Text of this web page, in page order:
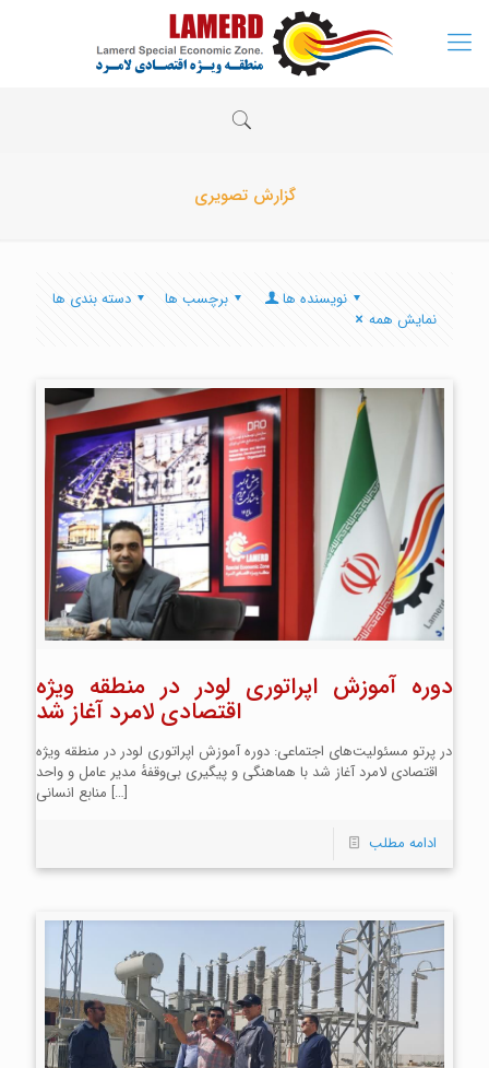
گزارش تصویری
دسته بندی ها برچسب ها
نویسنده ها
نمایش همه
دوره آموزش اپراتوری لودر در منطقه ویژه
اقتصادی لامرد آغاز شد
در پرتو مسئولیت‌های اجتماعی: دوره آموزش اپراتوری لودر در منطقه ویژه
اقتصادی لامرد آغاز شد با هماهنگی و پیگیری بی‌وقفهٔ مدیر عامل و واحد
منابع انسانی […]
ادامه مطلب